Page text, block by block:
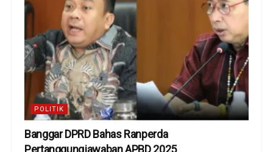
POLITIK
Banggar DPRD Bahas Ranperda
Pertanggungjawaban APBD 2025